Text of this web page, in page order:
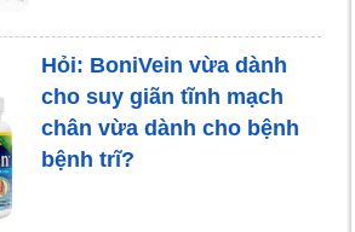
Hỏi: BoniVein vừa dành
cho suy giãn tĩnh mạch
chân vừa dành cho bệnh
bệnh trĩ?